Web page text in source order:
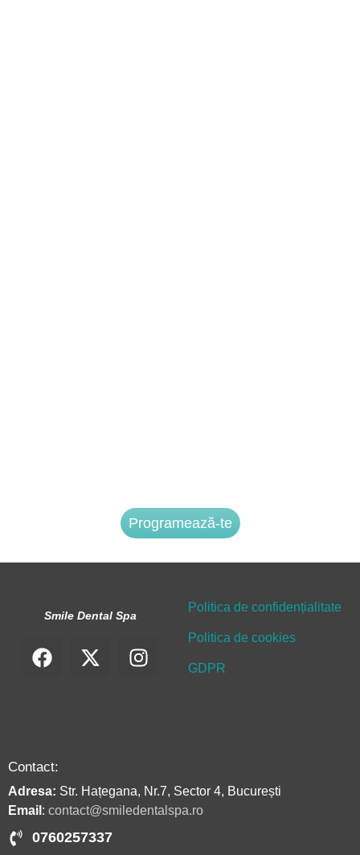
Programează-te
Smile Dental Spa
Politica de confidențialitate
Politica de cookies
GDPR
Contact:
Adresa: Str. Hațegana, Nr.7, Sector 4, București
Email : contact@smiledentalspa.ro
0760257337